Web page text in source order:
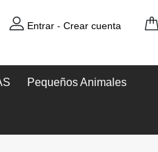
Entrar- Crear cuenta
Pequeños Animales